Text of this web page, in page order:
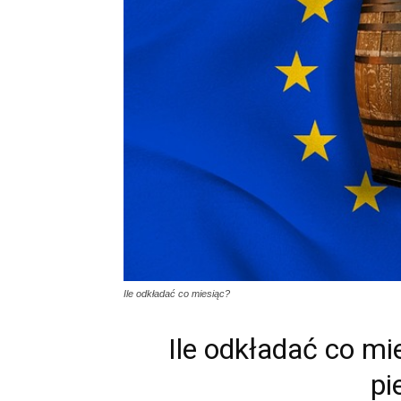
Ile odkładać co miesiąc?
Ile odkładać co